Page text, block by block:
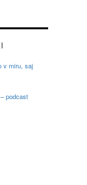
v miru, saj
podcast